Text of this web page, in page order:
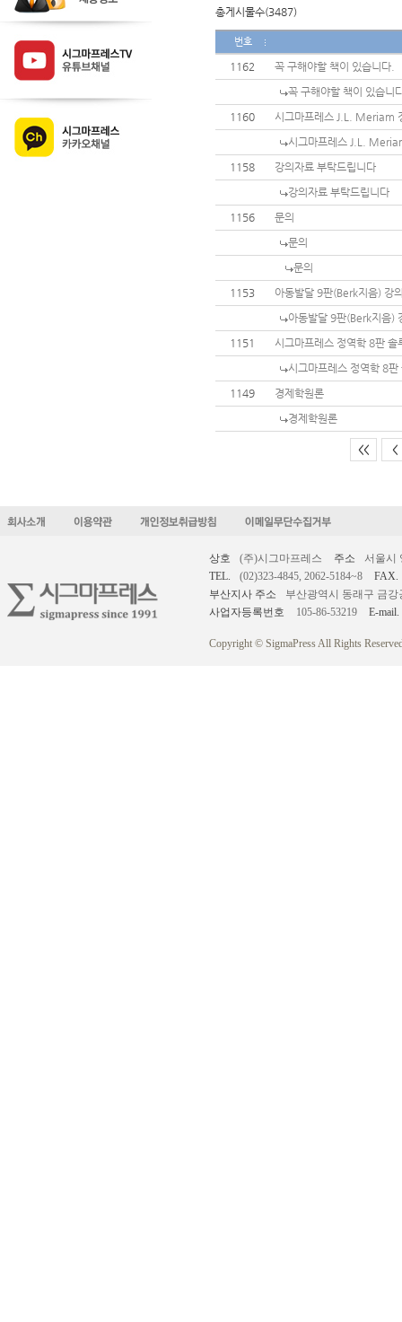
총게시물수(3487)
번호
1162
꼭 구해야할 책이 있습니다.
꼭 구해야할 책이 있습니
1160
시그마프레스 J.L. Meriam
시그마프레스 J.L.
1158
강의자료 부탁드립니다
강의자료 부탁드립니다
1156
문의
문의
문의
1153
아동발달 9판(Berk지음) 강
아동발달 9판(Berk지음)
1151
시그마프레스 정역학 8판 솔
시그마프레스 정역학 8
1149
경제학원론
경제학원론
<< <
상호 (주)시그마프레스 주소
서울시
TEL.
(02)323-4845, 2062-5184~8
FAX.
부산지사 주소
부산광역시 동래구 금강
사업자등록번호
105-86-53219 E-mail.
Copyright © SigmaPress All Rights